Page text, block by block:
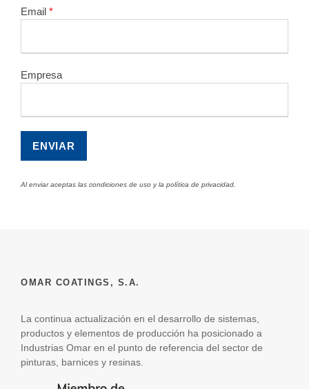
Email *
Empresa
Al enviar aceptas las condiciones de uso y la política de privacidad.
OMAR COATINGS, S.A.
La continua actualización en el desarrollo de sistemas,
productos y elementos de producción ha posicionado a
Industrias Omar en el punto de referencia del sector de
pinturas, barnices y resinas.